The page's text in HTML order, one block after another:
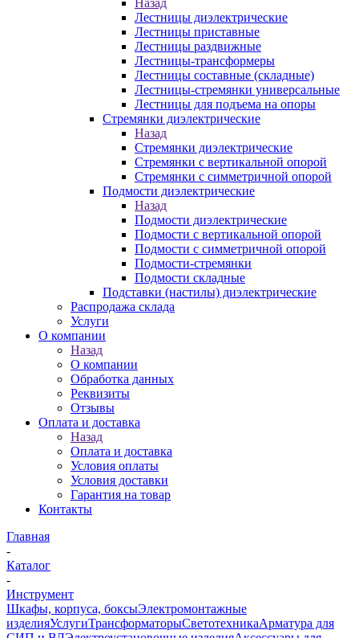
Назад
Лестницы диэлектрические
Лестницы приставные
Лестницы раздвижные
Лестницы-трансформеры
Лестницы составные (складные)
Лестницы-стремянки универсальные
Лестницы для подъема на опоры
Стремянки диэлектрические
Назад
Стремянки диэлектрические
Стремянки с вертикальной опорой
Стремянки с симметричной опорой
Подмости диэлектрические
Назад
Подмости диэлектрические
Подмости с вертикальной опорой
Подмости с симметричной опорой
Подмости-стремянки
Подмости складные
Подставки (настилы) диэлектрические
Распродажа склада
Услуги
О компании
Назад
О компании
Обработка данных
Реквизиты
Отзывы
Оплата и доставка
Назад
Оплата и доставка
Условия оплаты
Условия доставки
Гарантия на товар
Контакты
Главная
-
Каталог
-
Инструмент
Шкафы, корпуса, боксыЭлектромонтажные
изделияУслугиТрансформаторыСветотехникаАрматура для